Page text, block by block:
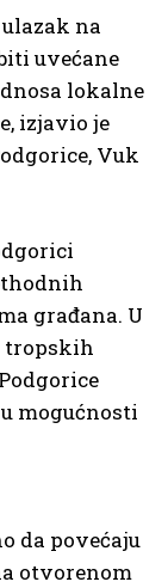
na
uvećane
lokalne
izjavio je
Vuk
građana. U
tropskih
mogućnosti
da povećaju
otvorenom